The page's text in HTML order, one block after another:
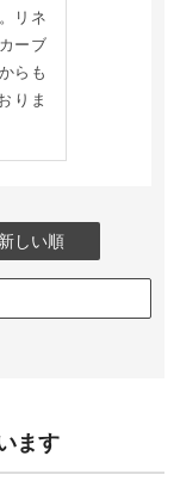
リネ
ーブ
らも
りま
しい順
ます